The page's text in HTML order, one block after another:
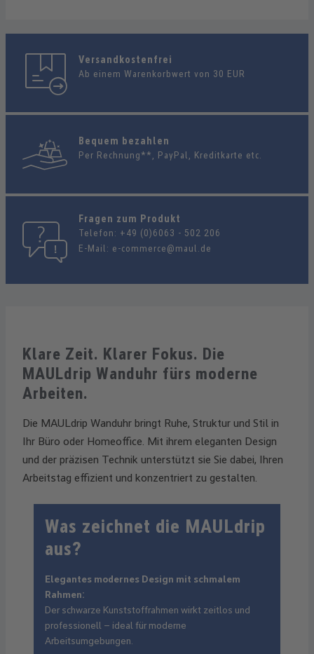
Versandkostenfrei
Ab einem Warenkorbwert von 30 EUR
Bequem bezahlen
Per Rechnung**, PayPal, Kreditkarte etc.
Fragen zum Produkt
Telefon: +49 (0)6063 - 502 206
E-Mail: e-commerce@maul.de
Klare Zeit. Klarer Fokus. Die
MAULdrip Wanduhr fürs moderne
Arbeiten.
Die MAULdrip Wanduhr bringt Ruhe, Struktur und Stil in
Ihr Büro oder Homeoffice. Mit ihrem eleganten Design
und der präzisen Technik unterstützt sie Sie dabei, Ihren
Arbeitstag effizient und konzentriert zu gestalten.
Was zeichnet die MAULdrip
aus?
Elegantes modernes Design mit schmalem
Rahmen:
Der schwarze Kunststoffrahmen wirkt zeitlos und
professionell – ideal für moderne
Arbeitsumgebungen.